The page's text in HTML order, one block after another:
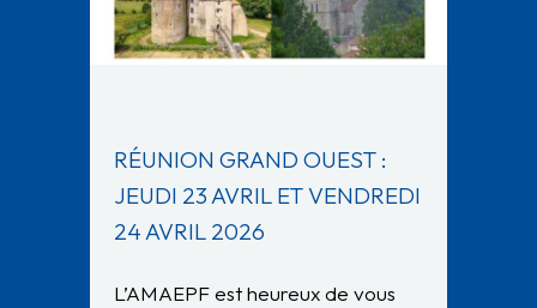
RÉUNION GRAND OUEST :
JEUDI 23 AVRIL ET VENDREDI
24 AVRIL 2026
L’AMAEPF est heureux de vous